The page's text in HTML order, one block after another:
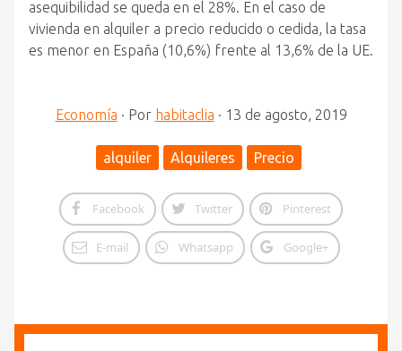
asequibilidad se queda en el 28%. En el caso de
vivienda en alquiler a precio reducido o cedida, la tasa
es menor en España (10,6%) frente al 13,6% de la UE.
Economía · Por habitaclia · 13 de agosto, 2019
alquiler Alquileres Precio
Facebook Twitter Pinterest
E-mail Whatsapp Google+